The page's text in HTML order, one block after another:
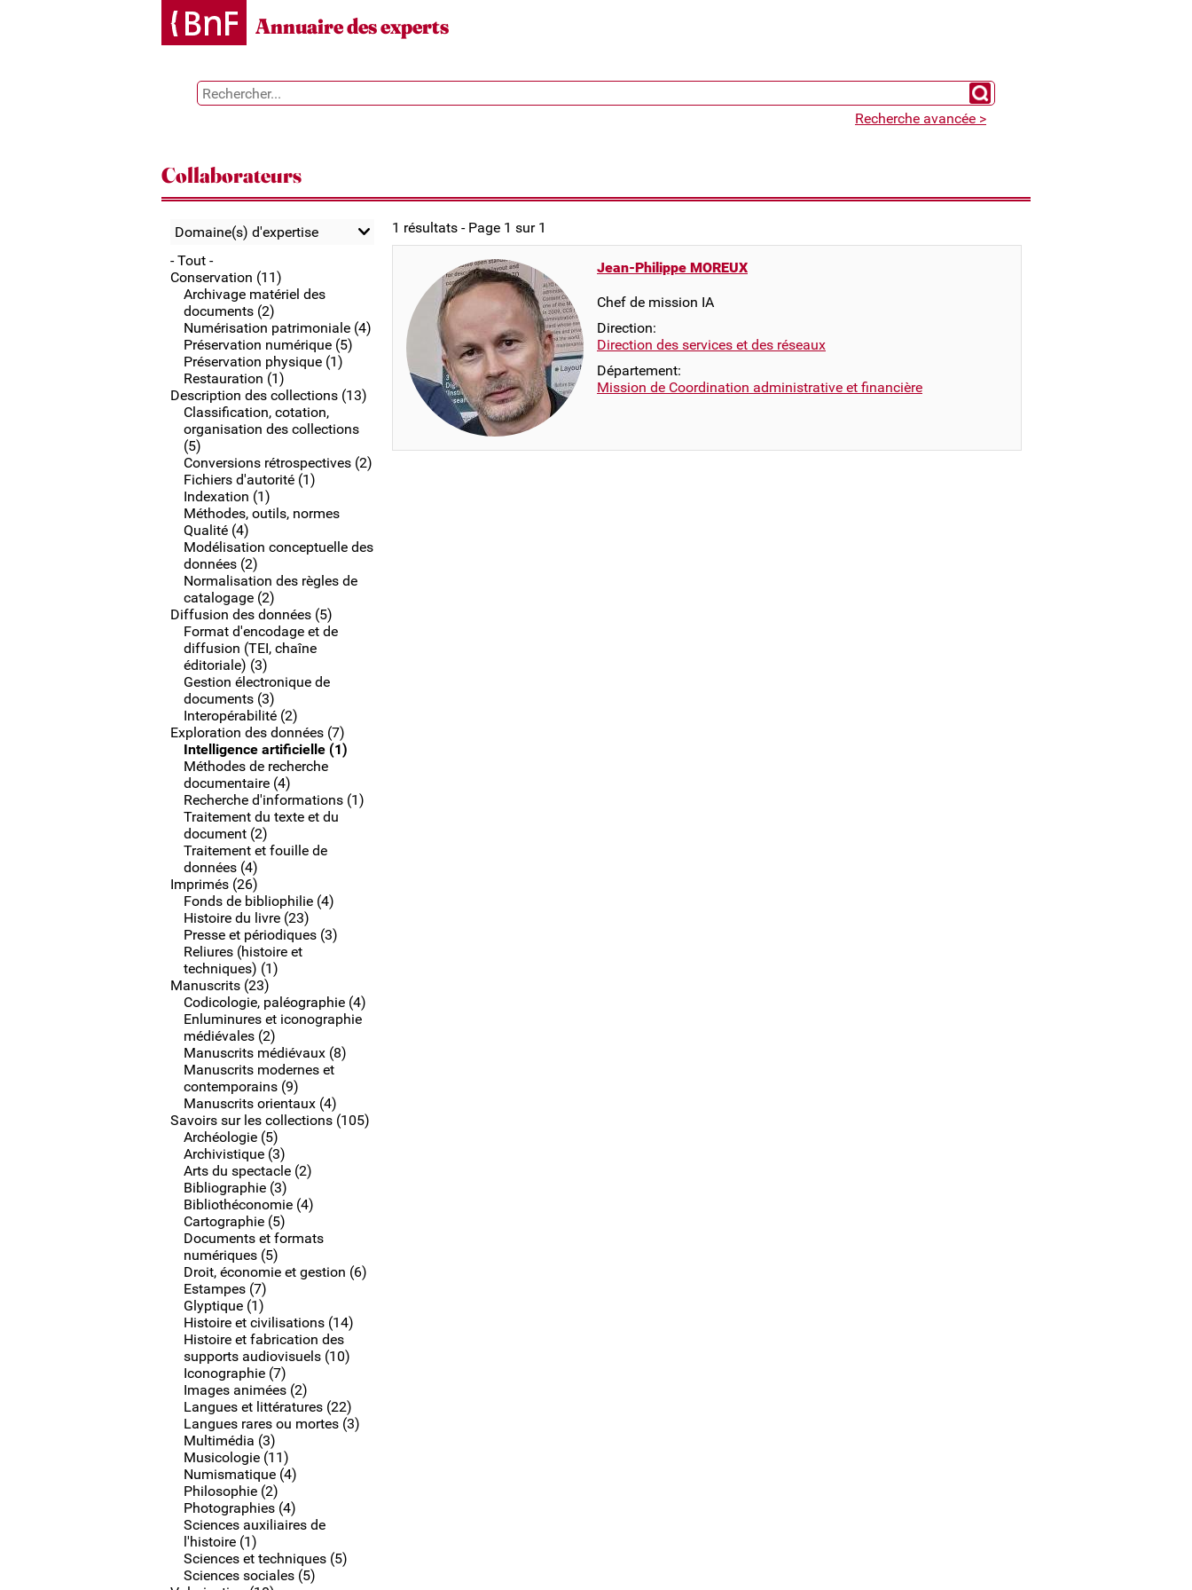
Annuaire des experts
Chercher un expert
Recherche avancée >
Collaborateurs
Domaine(s) d'expertise
- Tout -
Conservation (11)
Archivage matériel des
documents (2)
Numérisation patrimoniale (4)
Préservation numérique (5)
Préservation physique (1)
Restauration (1)
Description des collections (13)
Classification, cotation,
organisation des collections
(5)
Conversions rétrospectives (2)
Fichiers d'autorité (1)
Indexation (1)
Méthodes, outils, normes
Qualité (4)
Modélisation conceptuelle des
données (2)
Normalisation des règles de
catalogage (2)
Diffusion des données (5)
Format d'encodage et de
diffusion (TEI, chaîne
éditoriale) (3)
Gestion électronique de
documents (3)
Interopérabilité (2)
Exploration des données (7)
Intelligence artificielle (1)
Méthodes de recherche
documentaire (4)
Recherche d'informations (1)
Traitement du texte et du
document (2)
Traitement et fouille de
données (4)
Imprimés (26)
Fonds de bibliophilie (4)
Histoire du livre (23)
Presse et périodiques (3)
Reliures (histoire et
techniques) (1)
Manuscrits (23)
Codicologie, paléographie (4)
Enluminures et iconographie
médiévales (2)
Manuscrits médiévaux (8)
Manuscrits modernes et
contemporains (9)
Manuscrits orientaux (4)
Savoirs sur les collections (105)
Archéologie (5)
Archivistique (3)
Arts du spectacle (2)
Bibliographie (3)
Bibliothéconomie (4)
Cartographie (5)
Documents et formats
numériques (5)
Droit, économie et gestion (6)
Estampes (7)
Glyptique (1)
Histoire et civilisations (14)
Histoire et fabrication des
supports audiovisuels (10)
Iconographie (7)
Images animées (2)
Langues et littératures (22)
Langues rares ou mortes (3)
Multimédia (3)
Musicologie (11)
Numismatique (4)
Philosophie (2)
Photographies (4)
Sciences auxiliaires de
l'histoire (1)
Sciences et techniques (5)
Sciences sociales (5)
1 résultats - Page 1 sur 1
Jean-Philippe MOREUX
Chef de mission IA
Direction:
Direction des services et des réseaux
Département:
Mission de Coordination administrative et financière